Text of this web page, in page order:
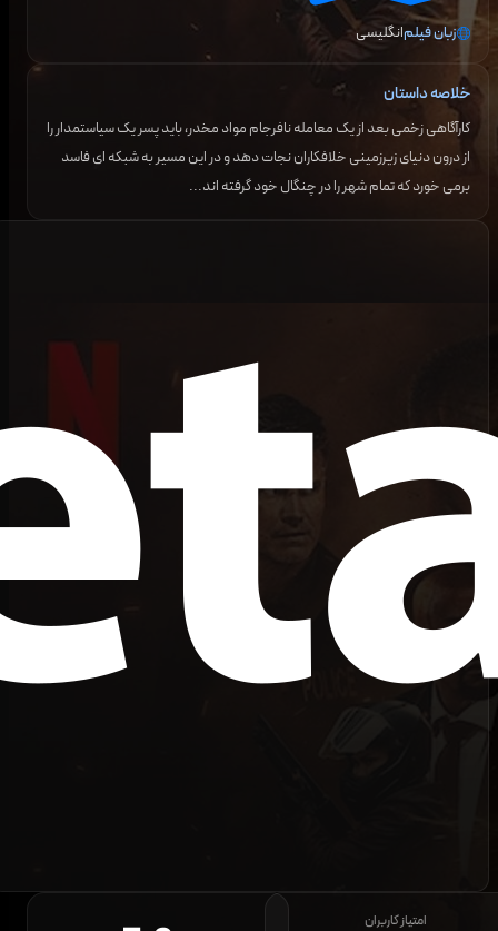
زبان فیلمانگلیسی
خلاصه داستان
کارآگاهی زخمی بعد از یک معامله نافرجام مواد مخدر، باید پسر یک سیاستمدار را
از درون دنیای زیرزمینی خلافکاران نجات دهد و در این مسیر به شبکه ای فاسد
برمی خورد که تمام شهر را در چنگال خود گرفته اند...
امتیاز کاربران